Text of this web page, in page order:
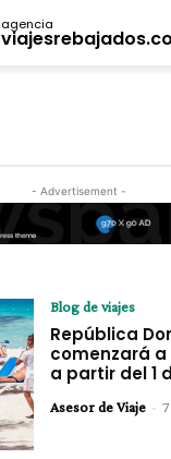
agencia
- Advertisement -
Blog de viajes
República
comenzará
a partir del 1
Asesor de Viaje -